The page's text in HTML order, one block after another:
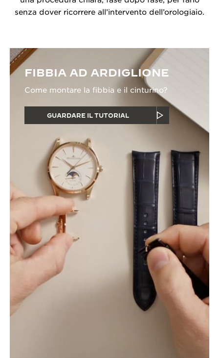
senza dover ricorrere all’intervento dell’orologiaio.
FIBBIA AD ARDIGLIONE
Come montare la fibbia e il cinturino?
GUARDARE IL TUTORIAL